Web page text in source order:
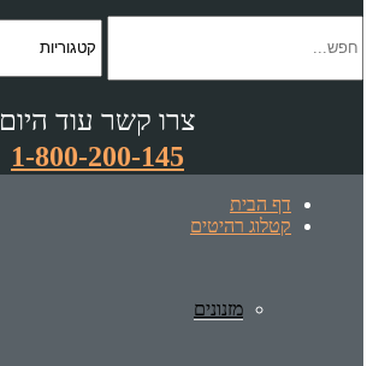
צרו קשר עוד היום
1-800-200-145
דף הבית
קטלוג רהיטים
מזנונים